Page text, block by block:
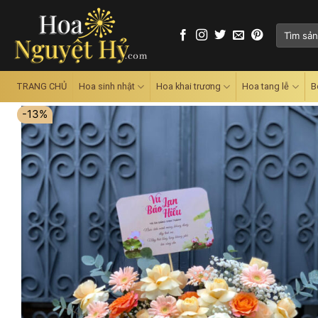
content
Tìm
TRANG CHỦ Hoa sinh nhật Hoa khai trương Hoa tang lễ
-13%